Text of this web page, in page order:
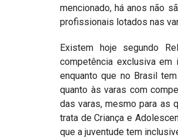
mencionado, há anos não
profissionais lotados nas
Existem hoje segundo
competência exclusiva
enquanto que no Brasil
quanto às varas com
das varas, mesmo para as
trata de Criança e
que a juventude tem